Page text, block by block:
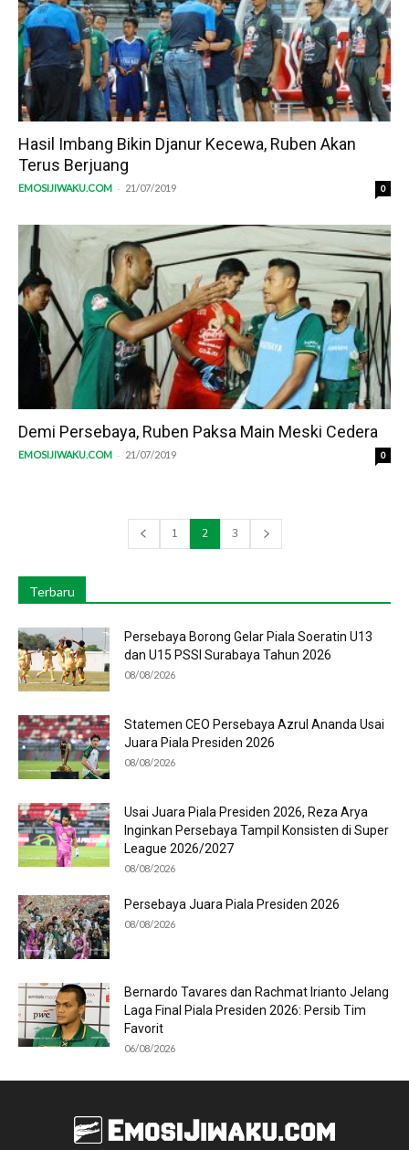
Hasil Imbang Bikin Djanur Kecewa, Ruben Akan
Terus Berjuang
EMOSIJIWAKU.COM - 21/07/2019 0
Demi Persebaya, Ruben Paksa Main Meski Cedera
EMOSIJIWAKU.COM - 21/07/2019 0
1 2 3
Terbaru
Persebaya Borong Gelar Piala Soeratin U13
dan U15 PSSI Surabaya Tahun 2026
08/08/2026
Statemen CEO Persebaya Azrul Ananda Usai
Juara Piala Presiden 2026
08/08/2026
Usai Juara Piala Presiden 2026, Reza Arya
Inginkan Persebaya Tampil Konsisten di Super
League 2026/2027
08/08/2026
Persebaya Juara Piala Presiden 2026
08/08/2026
Bernardo Tavares dan Rachmat Irianto Jelang
Laga Final Piala Presiden 2026: Persib Tim
Favorit
06/08/2026